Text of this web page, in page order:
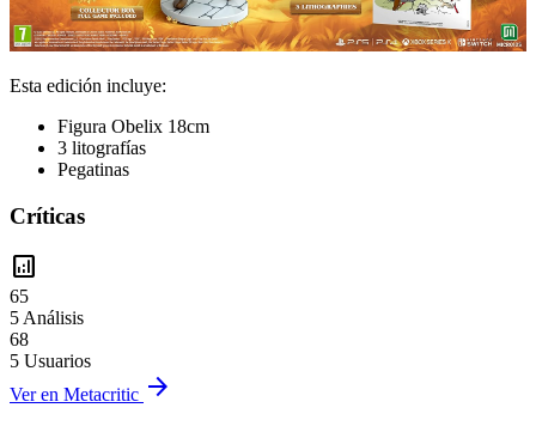
Esta edición incluye:
Figura Obelix 18cm
3 litografías
Pegatinas
Críticas
analytics
65
5 Análisis
68
5 Usuarios
Ver en Metacritic arrow_forward